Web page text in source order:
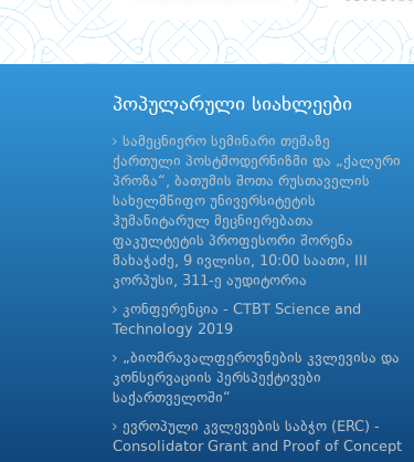
პოპულარული სიახლეები
სამეცნიერო სემინარი თემაზე
ქართული პოსტმოდერნიზმი და „ქალური
პროზა“, ბათუმის შოთა რუსთაველის
სახელმწიფო უნივერსიტეტის
ჰუმანიტარულ მეცნიერებათა
ფაკულტეტის პროფესორი შორენა
მახაჭაძე, 9 ივლისი, 10:00 საათი, III
კორპუსი, 311-ე აუდიტორია
კონფერენცია - CTBT Science and
Technology 2019
„ბიომრავალფეროვნების კვლევისა და
კონსერვაციის პერსპექტივები
საქართველოში“
ევროპული კვლევების საბჭო (ERC) -
Consolidator Grant and Proof of Concept